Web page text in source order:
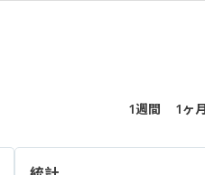
1週間 1ヶ月